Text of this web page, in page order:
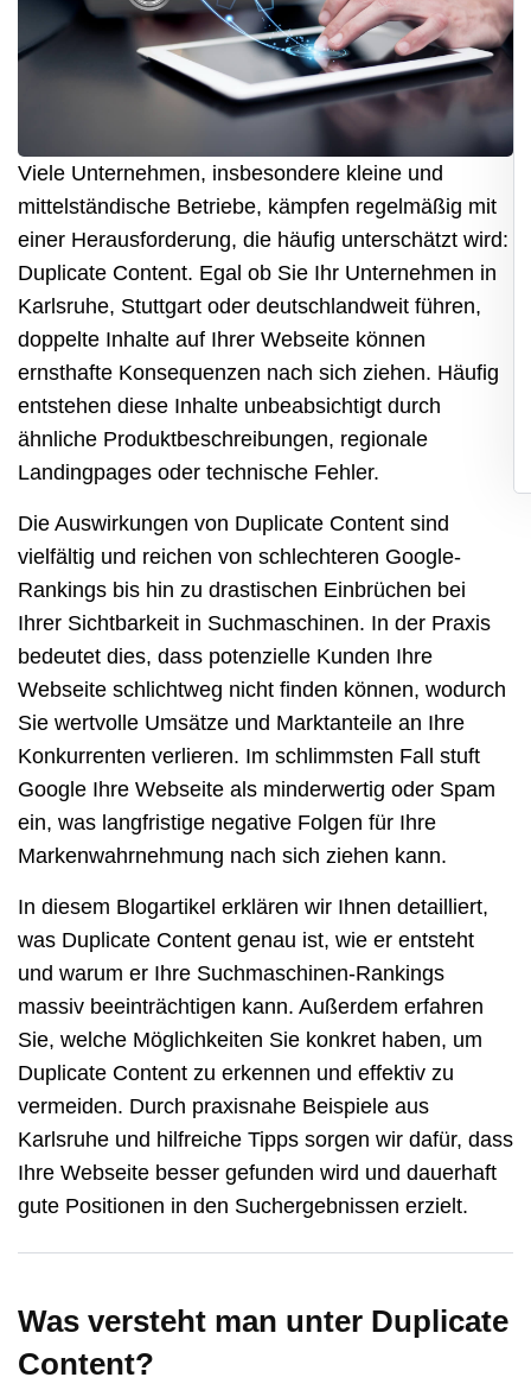
Viele Unternehmen, insbesondere kleine und
mittelständische Betriebe, kämpfen regelmäßig mit
einer Herausforderung, die häufig unterschätzt wird:
Duplicate Content. Egal ob Sie Ihr Unternehmen in
Karlsruhe, Stuttgart oder deutschlandweit führen,
doppelte Inhalte auf Ihrer Webseite können
ernsthafte Konsequenzen nach sich ziehen. Häufig
entstehen diese Inhalte unbeabsichtigt durch
ähnliche Produktbeschreibungen, regionale
Landingpages oder technische Fehler.
Die Auswirkungen von Duplicate Content sind
vielfältig und reichen von schlechteren Google-
Rankings bis hin zu drastischen Einbrüchen bei
Ihrer Sichtbarkeit in Suchmaschinen. In der Praxis
bedeutet dies, dass potenzielle Kunden Ihre
Webseite schlichtweg nicht finden können, wodurch
Sie wertvolle Umsätze und Marktanteile an Ihre
Konkurrenten verlieren. Im schlimmsten Fall stuft
Google Ihre Webseite als minderwertig oder Spam
ein, was langfristige negative Folgen für Ihre
Markenwahrnehmung nach sich ziehen kann.
In diesem Blogartikel erklären wir Ihnen detailliert,
was Duplicate Content genau ist, wie er entsteht
und warum er Ihre Suchmaschinen-Rankings
massiv beeinträchtigen kann. Außerdem erfahren
Sie, welche Möglichkeiten Sie konkret haben, um
Duplicate Content zu erkennen und effektiv zu
vermeiden. Durch praxisnahe Beispiele aus
Karlsruhe und hilfreiche Tipps sorgen wir dafür, dass
Ihre Webseite besser gefunden wird und dauerhaft
gute Positionen in den Suchergebnissen erzielt.
Was versteht man unter Duplicate
Content?